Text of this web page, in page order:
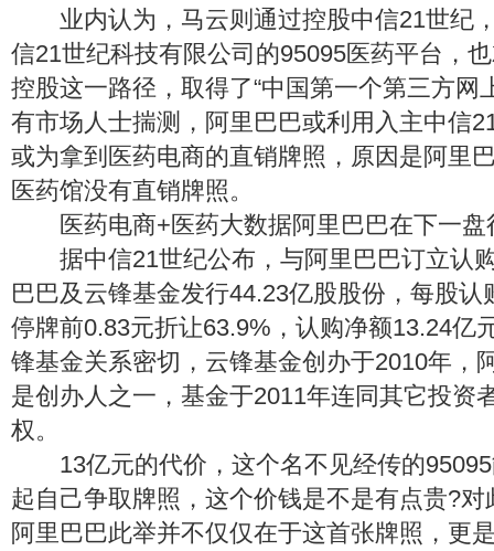
业内认为，马云则通过控股中信21世纪，
信21世纪科技有限公司的95095医药平台，
控股这一路径，取得了“中国第一个第三方网
有市场人士揣测，阿里巴巴或利用入主中信
或为拿到医药电商的直销牌照，原因是阿里
医药馆没有直销牌照。
医药电商+医药大数据阿里巴巴在下一盘
据中信21世纪公布，与阿里巴巴订立认
巴巴及云锋基金发行44.23亿股股份，每股认
停牌前0.83元折让63.9%，认购净额13.24亿
锋基金关系密切，云锋基金创办于2010年，
是创办人之一，基金于2011年连同其它投资
权。
13亿元的代价，这个名不见经传的95095
起自己争取牌照，这个价钱是不是有点贵?
阿里巴巴此举并不仅仅在于这首张牌照，更